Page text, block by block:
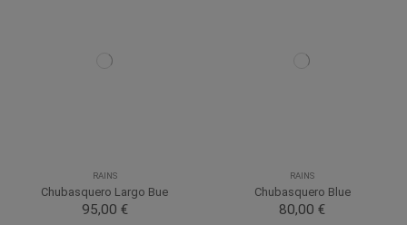
RAINS
Chubasquero Largo Bue
95,00 €
RAINS
Chubasquero Blue
80,00 €